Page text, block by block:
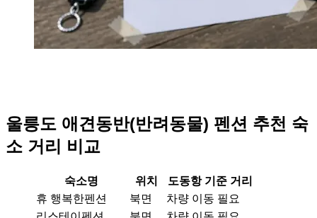
울릉도 애견동반(반려동물) 펜션 추천 숙
소 거리 비교
숙소명 위치
도동항 기준 거리
휴 행복한펜션
북면
차량 이동 필요